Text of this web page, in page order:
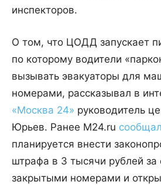
инспекторов.
О том, что ЦОДД запускает
по которому водители
вызывать эвакуаторы для
номерами, рассказывал в
«Москва 24» руководитель
Юрьев. Ранее M24.ru
планируется внести
штрафа в 3 тысячи рублей за
закрытыми номерами и